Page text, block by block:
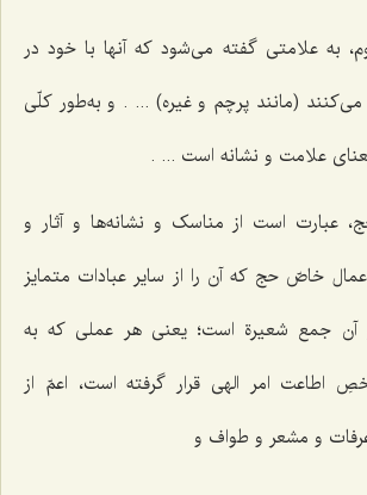
به علامتی گفته می‌شود که آنها با خود در
(مانند پرچم و غیره) ... . و به‌طور کلّی
علامت و نشانه است ... .
عبارت است از مناسک و نشانه‌ها و آثار و
خاصّ حج که آن را از سایر عبادات متمایز
آن جمع شعیرة است؛ یعنی هر عملی که به
اطاعت امر الهی قرار گرفته است، اعمّ از
و مشعر و طواف و